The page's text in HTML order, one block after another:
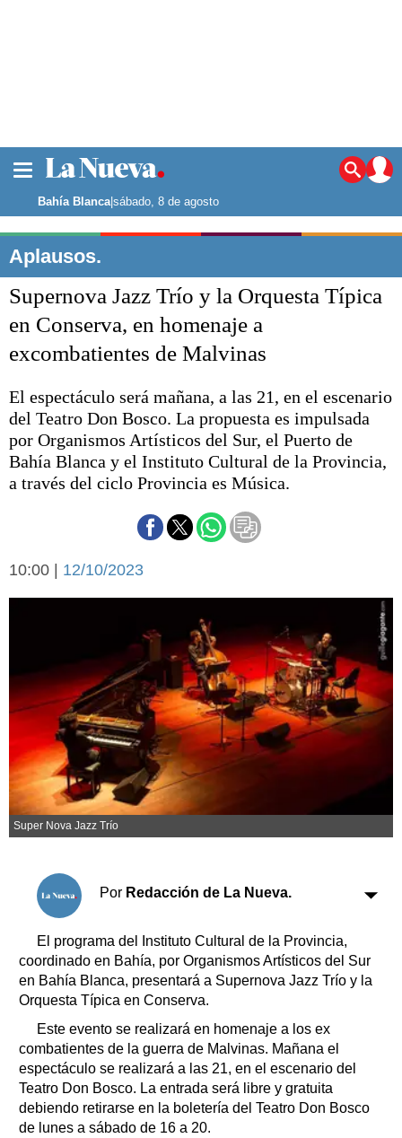
Noticias
La ciudad
Punta Alta
El mundo
Seguridad
Escenario Olímpico
Liga del Sur
Básquetbol
Fútbol
Federal A
Arte y cultura
Aplausos
Cines
Economía y campo
Economía y finanzas
Tecnología
Turismo
Salud
Es viral
El tiempo
Cartón Lleno
Fúnebres
Clasificados
Horóscopo
Servicios
Farmacias
Loterías
Datos Útiles
Fúnebres
Edictos
Teléfonos de urgencia
Bahía Blanca|sábado, 8 de agosto
Aplausos.
Supernova Jazz Trío y la Orquesta Típica
en Conserva, en homenaje a
excombatientes de Malvinas
El espectáculo será mañana, a las 21, en el escenario
del Teatro Don Bosco. La propuesta es impulsada
por Organismos Artísticos del Sur, el Puerto de
Bahía Blanca y el Instituto Cultural de la Provincia,
a través del ciclo Provincia es Música.
10:00 | 12/10/2023
Super Nova Jazz Trío
Por Redacción de La Nueva.
El programa del Instituto Cultural de la Provincia,
coordinado en Bahía, por Organismos Artísticos del Sur
en Bahía Blanca, presentará a Supernova Jazz Trío y la
Orquesta Típica en Conserva.
Este evento se realizará en homenaje a los ex
combatientes de la guerra de Malvinas. Mañana el
espectáculo se realizará a las 21, en el escenario del
Teatro Don Bosco. La entrada será libre y gratuita
debiendo retirarse en la boletería del Teatro Don Bosco
de lunes a sábado de 16 a 20.